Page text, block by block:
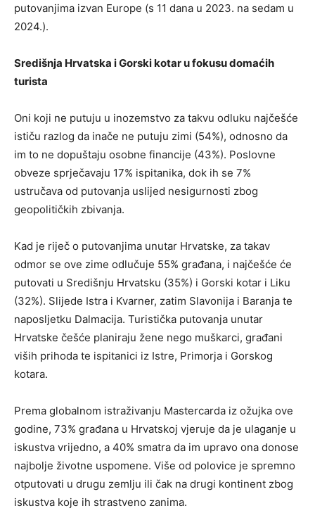
putovanjima izvan Europe (s 11 dana u 2023. na sedam u
2024.).
Središnja Hrvatska i Gorski kotar u fokusu domaćih
turista
Oni koji ne putuju u inozemstvo za takvu odluku najčešće
ističu razlog da inače ne putuju zimi (54%), odnosno da
im to ne dopuštaju osobne financije (43%). Poslovne
obveze sprječavaju 17% ispitanika, dok ih se 7%
ustručava od putovanja uslijed nesigurnosti zbog
geopolitičkih zbivanja.
Kad je riječ o putovanjima unutar Hrvatske, za takav
odmor se ove zime odlučuje 55% građana, i najčešće će
putovati u Središnju Hrvatsku (35%) i Gorski kotar i Liku
(32%). Slijede Istra i Kvarner, zatim Slavonija i Baranja te
naposljetku Dalmacija. Turistička putovanja unutar
Hrvatske češće planiraju žene nego muškarci, građani
viših prihoda te ispitanici iz Istre, Primorja i Gorskog
kotara.
Prema globalnom istraživanju Mastercarda iz ožujka ove
godine, 73% građana u Hrvatskoj vjeruje da je ulaganje u
iskustva vrijedno, a 40% smatra da im upravo ona donose
najbolje životne uspomene. Više od polovice je spremno
otputovati u drugu zemlju ili čak na drugi kontinent zbog
iskustva koje ih strastveno zanima.